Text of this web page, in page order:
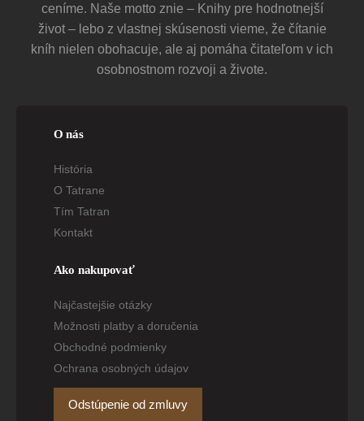
ceníme. Naše motto znie – Knihy pre hodnotnejší
život – lebo z vlastnej skúsenosti vieme, že čítanie
kníh nielen obohacuje, ale aj pomáha čitateľom v ich
osobnostnom rozvoji a živote.
O nás
História
O Tatrane
Tím Tatran
Kontakt
Ako nakupovať
Najčastejšie otázky
Možnosti platby a doručenia
Obchodné podmienky
Ochrana osobných údajov
Odstúpenie od zmluvy